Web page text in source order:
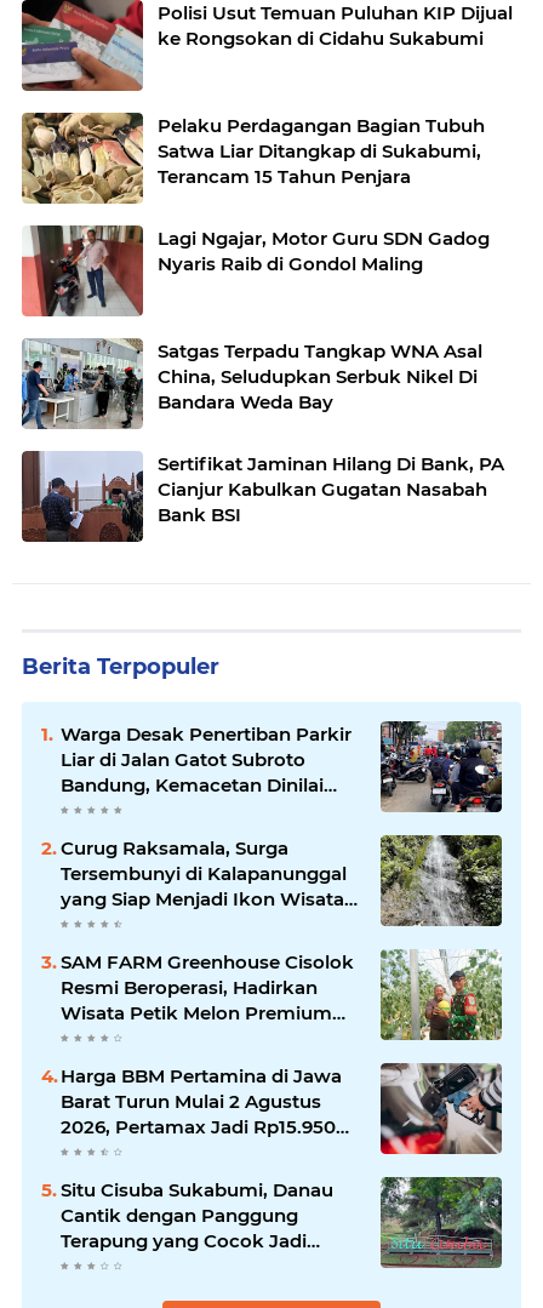
Polisi Usut Temuan Puluhan KIP Dijual
ke Rongsokan di Cidahu Sukabumi
Pelaku Perdagangan Bagian Tubuh
Satwa Liar Ditangkap di Sukabumi,
Terancam 15 Tahun Penjara
Lagi Ngajar, Motor Guru SDN Gadog
Nyaris Raib di Gondol Maling
Satgas Terpadu Tangkap WNA Asal
China, Seludupkan Serbuk Nikel Di
Bandara Weda Bay
Sertifikat Jaminan Hilang Di Bank, PA
Cianjur Kabulkan Gugatan Nasabah
Bank BSI
Berita Terpopuler
Warga Desak Penertiban Parkir
Liar di Jalan Gatot Subroto
Bandung, Kemacetan Dinilai
Makin Mengkhawatirkan
Curug Raksamala, Surga
Tersembunyi di Kalapanunggal
yang Siap Menjadi Ikon Wisata
Alam Baru Kabupaten
SAM FARM Greenhouse Cisolok
Resmi Beroperasi, Hadirkan
Wisata Petik Melon Premium
dan Edukasi Pertanian Modern
Harga BBM Pertamina di Jawa
Barat Turun Mulai 2 Agustus
2026, Pertamax Jadi Rp15.950
per Liter, Cek Daftar Harga
Terbaru
Situ Cisuba Sukabumi, Danau
Cantik dengan Panggung
Terapung yang Cocok Jadi
Destinasi Libur Akhir Pekan